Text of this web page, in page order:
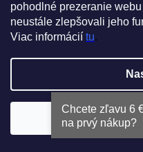
pohodlné prezeranie
neustále zlepšovali jeho
Viac informácií tu.
Pánske rukavice s
podšívkou vlna - čierne
76,90 €
Chcete zľavu 6
na prvý nákup?